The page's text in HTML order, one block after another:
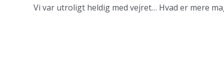
Vi var utroligt heldig med vejret… Hvad er mere